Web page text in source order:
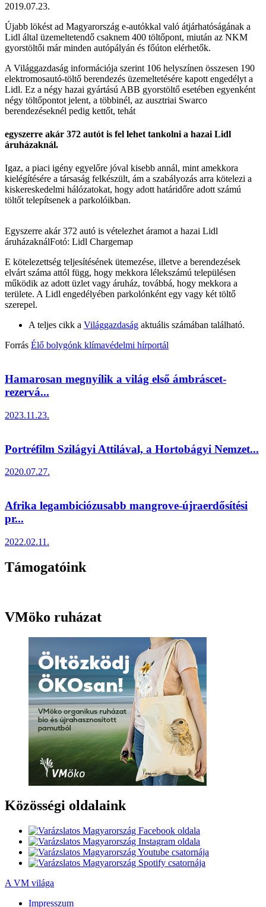
2019.07.23.
Újabb lökést ad Magyarország e-autókkal való átjárhatóságának a
Lidl által üzemeltetendő csaknem 400 töltőpont, miután az NKM
gyorstöltői már minden autópályán és főúton elérhetők.
A Világgazdaság információja szerint 106 helyszínen összesen 190
elektromosautó-töltő berendezés üzemeltetésére kapott engedélyt a
Lidl. Ez a négy hazai gyártású ABB gyorstöltő esetében egyenként
négy töltőpontot jelent, a többinél, az ausztriai Swarco
berendezéseknél pedig kettőt, tehát
egyszerre akár 372 autót is fel lehet tankolni a hazai Lidl
áruházaknál.
Igaz, a piaci igény egyelőre jóval kisebb annál, mint amekkora
kielégítésére a társaság felkészült, ám a szabályozás arra kötelezi a
kiskereskedelmi hálózatokat, hogy adott határidőre adott számú
töltőt telepítsenek a parkolóikban.
Egyszerre akár 372 autó is vételezhet áramot a hazai Lidl
áruházaknálFotó: Lidl Chargemap
E kötelezettség teljesítésének ütemezése, illetve a berendezések
elvárt száma attól függ, hogy mekkora lélekszámú településen
működik az adott üzlet vagy áruház, továbbá, hogy mekkora a
területe. A Lidl engedélyében parkolónként egy vagy két töltő
szerepel.
A teljes cikk a Világgazdaság aktuális számában található.
Forrás Élő bolygónk klímavédelmi hírportál
Hamarosan megnyílik a világ első ámbráscet-
rezervá...
2023.11.23.
Portréfilm Szilágyi Attilával, a Hortobágyi Nemzet...
2020.07.27.
Afrika legambiciózusabb mangrove-újraerdősítési
pr...
2022.02.11.
Támogatóink
VMöko ruházat
Közösségi oldalaink
A VM világa
Impresszum